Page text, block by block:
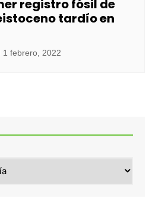
registro fósil de
tardío en
1 febrero, 2022